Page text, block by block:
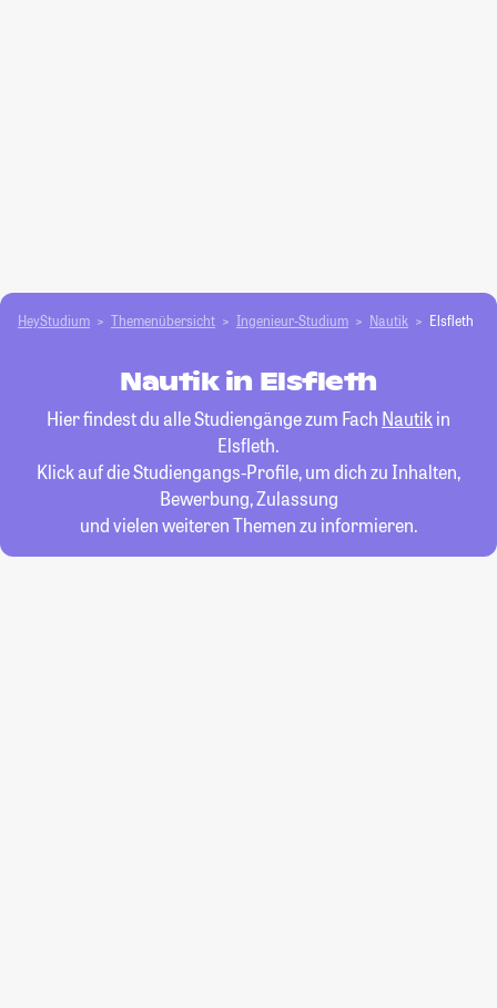
HeyStudium Themenübersicht Ingenieur-Studium Nautik Elsfleth
Nautik in Elsfleth
Hier findest du alle Studiengänge zum Fach Nautikin
Elsfleth.
Klick auf die Studiengangs-Profile, um dich zu Inhalten,
Bewerbung, Zulassung
und vielen weiteren Themen zu informieren.